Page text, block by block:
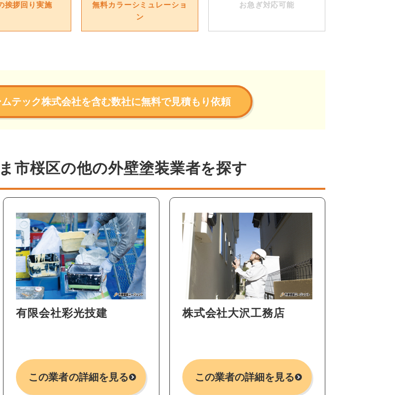
挨拶回り実施
無料カラーシミュレーショ
ン
お急ぎ対応可能
テック株式会社を含む数社に無料で見積もり依頼
市桜区の他の外壁塗装業者を探す
有限会社彩光技建
この業者の詳細を見る
株式会社大沢工務店
この業者の詳細を見る